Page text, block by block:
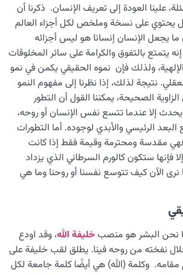
علينا العودة إلى تعريف الإنسان. ذكرنا أن
يحتوي على نسخة وملخص لكل أجزاء العالم
ما يجعل الإنسان إنسانا هو ليس أجزائه
يتمتع بالتفوق والكرامة على سائر المخلوقات
ولذلك فإن نموه الحقيقي يكمن في نمو
نتيجة لذلك، إذا نظرنا إلى مفهوم النمو
الصحيحة، يمكننا القول أن التطور
إلا عندما تتسع نفس الإنسان أو روحه،
الرئيسي والأبدي لوجوده. أما التطورات
مقدسة ومحترمة وقيمة فقط إذا كانت
فإنها ستكون كالورم السرطاني الذي يزداد
نرى الآن كيف تتوسع نفسنا أو روحنا وما هي
نحن البشر هو منصبخليفة الله، وقد اودع
نفخته من روحه فينا. يطلق لقب خليفة على
وكلمة (الله) هي أيضًا كلمة جامعة لكل